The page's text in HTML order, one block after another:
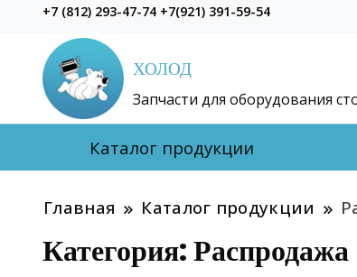
+7 (812) 293-47-74 +7(921) 391-59-54
ХОЛОД
Запчасти для оборудования
Каталог продукции
Главная Каталог продукции
Категория:Распродажа